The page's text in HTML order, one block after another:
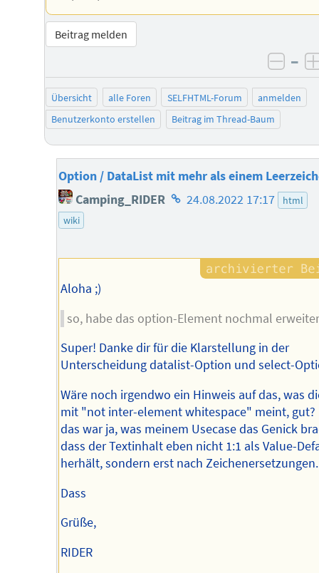
Beitrag melden
–
Übersicht alle Foren SELFHTML-Forum
anmelden
Benutzerkonto erstellen
Beitrag im Thread-Baum
Option / DataList mit mehr als einem
Camping_RIDER Homepage
24.08.2022 17:17
html
wiki
Aloha ;)
so, habe das option-Element nochmal
Super! Danke dir für die Klarstellung in der
Unterscheidung datalist-Option und select-
Wäre noch irgendwo ein Hinweis auf das, was
mit "not inter-element whitespace" meint, gut?
das war ja, was meinem Usecase das Genick
dass der Textinhalt eben nicht 1:1 als Value-
herhält, sondern erst nach Zeichenersetzungen.
Dass
Grüße,
RIDER